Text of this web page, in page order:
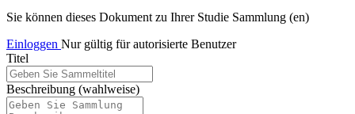
Sie können dieses Dokument zu Ihrer Studie Sammlung (en)
Einloggen Nur gültig für autorisierte Benutzer
Titel
Beschreibung (wahlweise)